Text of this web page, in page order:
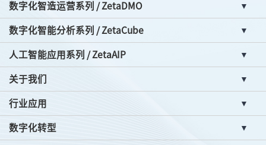
数字化智造运营系列 / ZetaDMO
数字化智能分析系列 / ZetaCube
人工智能应用系列 / ZetaAIP
关于我们
行业应用
数字化转型